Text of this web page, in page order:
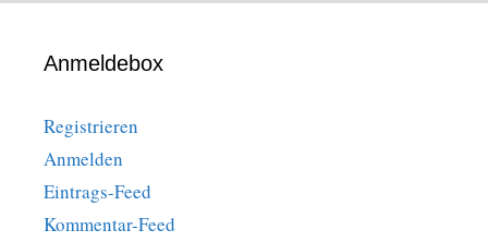
Anmeldebox
Registrieren
Anmelden
Eintrags-Feed
Kommentar-Feed